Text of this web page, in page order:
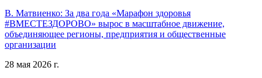
В. Матвиенко: За два года «Марафон здоровья
#ВМЕСТЕЗДОРОВО» вырос в масштабное движение,
объединяющее регионы, предприятия и общественные
организации
28 мая 2026 г.